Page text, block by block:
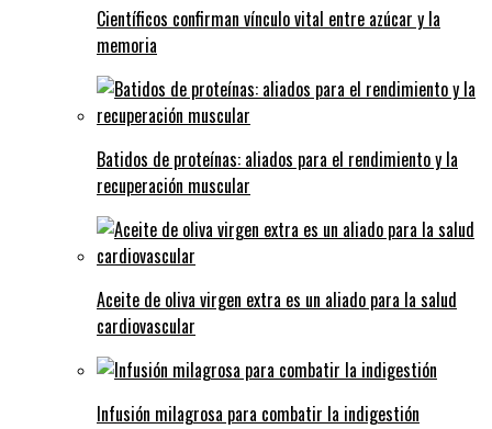
Científicos confirman vínculo vital entre azúcar y la
memoria
Batidos de proteínas: aliados para el rendimiento y la
recuperación muscular
Aceite de oliva virgen extra es un aliado para la salud
cardiovascular
Infusión milagrosa para combatir la indigestión